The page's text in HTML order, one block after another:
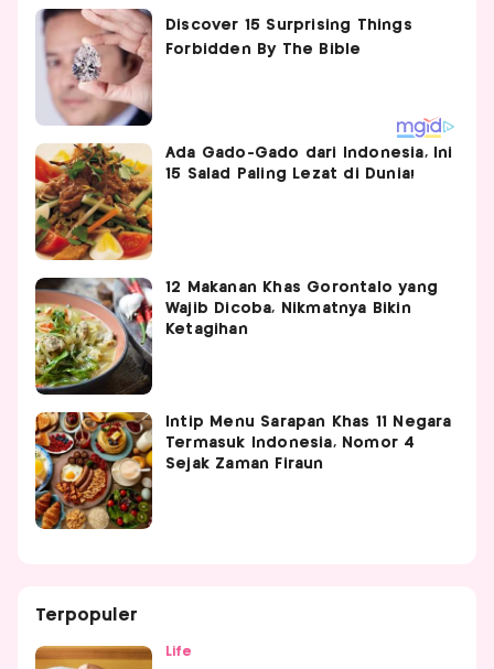
Ada Gado-Gado dari Indonesia, Ini
15 Salad Paling Lezat di Dunia!
12 Makanan Khas Gorontalo yang
Wajib Dicoba, Nikmatnya Bikin
Ketagihan
Intip Menu Sarapan Khas 11 Negara
Termasuk Indonesia, Nomor 4
Sejak Zaman Firaun
Terpopuler
Life